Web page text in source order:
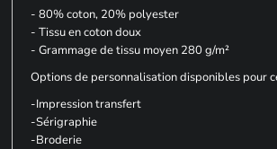
- 80% coton, 20% polyester
- Tissu en coton doux
- Grammage de tissu moyen 280 g/m²
Options de personnalisation disponibles pour
-Impression transfert
-Sérigraphie
-Broderie